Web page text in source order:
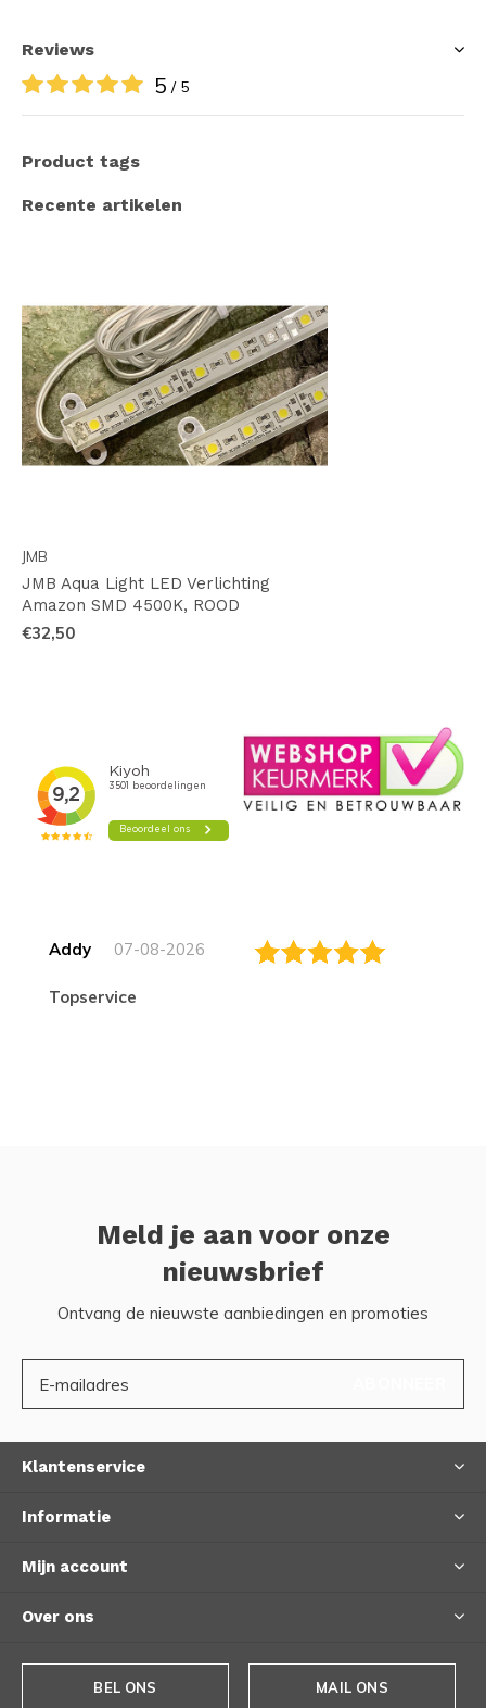
Reviews
5 / 5
Product tags
Recente artikelen
JMB
JMB Aqua Light LED Verlichting
Amazon SMD 4500K, ROOD
€32,50
Addy 07-08-2026
topservice
Meld je aan voor onze
nieuwsbrief
Ontvang de nieuwste aanbiedingen en promoties
Klantenservice
Informatie
Mijn account
Over ons
BEL ONS MAIL ONS